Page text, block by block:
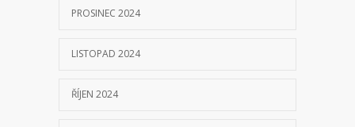
PROSINEC 2024
LISTOPAD 2024
ŘÍJEN 2024